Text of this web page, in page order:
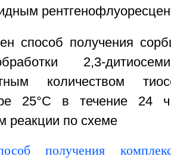
способ получения
2,3-
количеством
25°С в течение 24
реакции по схеме